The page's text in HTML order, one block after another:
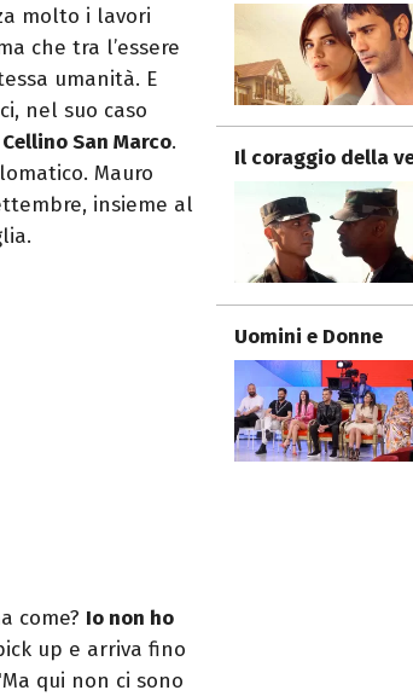
molto i lavori
che tra l’essere
umanità. E
nel suo caso
San Marco.
Mauro
insieme al
come? Io non ho
up e arriva fino
qui non ci sono
Il coraggio della
Uomini e Donne